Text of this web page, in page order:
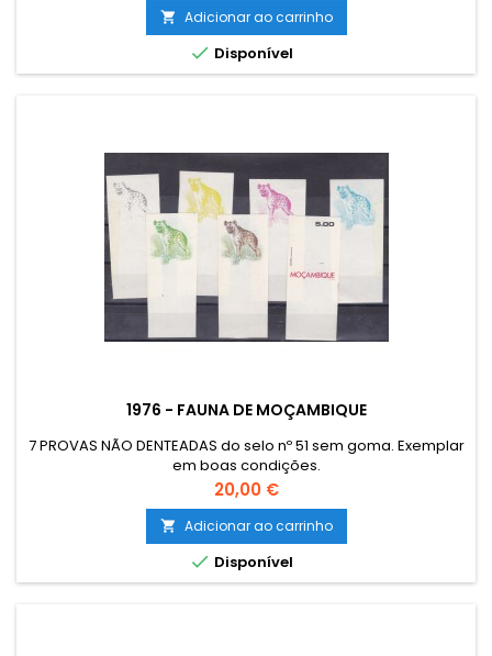
 Adicionar ao carrinho
 Disponível
1976 - FAUNA DE MOÇAMBIQUE
7 PROVAS NÃO DENTEADAS do selo nº 51 sem goma. Exemplar
em boas condições.
Preço
20,00 €
 Adicionar ao carrinho
 Disponível